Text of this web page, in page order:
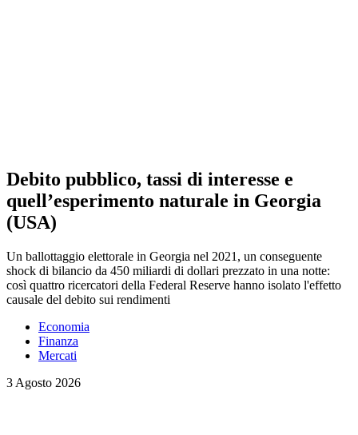
Debito pubblico, tassi di interesse e
quell’esperimento naturale in Georgia
(USA)
Un ballottaggio elettorale in Georgia nel 2021, un conseguente
shock di bilancio da 450 miliardi di dollari prezzato in una notte:
così quattro ricercatori della Federal Reserve hanno isolato l'effetto
causale del debito sui rendimenti
Economia
Finanza
Mercati
3 Agosto 2026